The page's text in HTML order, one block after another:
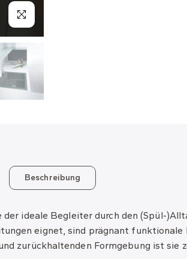
Beschreibung
ideale Begleiter durch den (Spül-
eignet, sind prägnant funktionale
zurückhaltenden Formgebung ist sie